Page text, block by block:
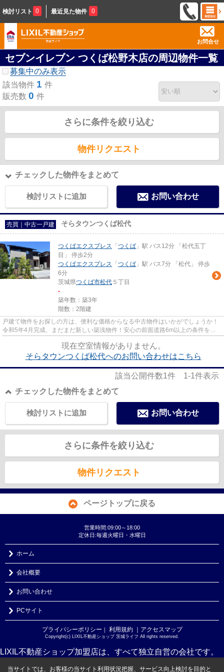
検討リスト 0 最近見た物件 0
お問合せ
セブンイレブン つくば松野木店の周辺物件一覧
募集中のみ表示
該当物件 1 件
販売数 0 件
さらに条件を絞り込む
物件リクエスト
チェックした物件をまとめて
検討リストに追加 お問い合わせ
売買｜中古一戸建 そらタウンつくば松代
つくばエクスプレス 「 つくば 」駅 バス12分 「松代五丁
目」 停歩2分
つくばエクスプレス 「 つくば 」駅 バス7分 「松代」 停歩
6分
茨城県つくば市松代 ５丁目
-
築年数：築3年
階数：2階建
戸建て物件をお探しの方は、便利な価格からなる中古物件はいかがでしょうか！
令和5年4月完成、まだまだ新しい築浅物件！安心の前面道路6m以上の条件を備
現在空室情報がありません。
そらタウンつくば松代へのお問い合わせはこちら
該当公開件数1件 1-1件表示
チェックした物件をまとめて
お問い合わせ
検討リストに追加
さらに条件を絞り込む
物件リクエスト
ページトップに戻る
営業時間:09:00～18:00
定休日:毎週火曜日・水曜日
ホーム
会社概要
お問い合わせ
PCサイト
プライバシーポリシー ｜ 利用規約 ｜アクセスマップ
Copyright(c) LIXIL不動産ショップ 茨城ライフ All rights reserved.
LIXIL不動産ショップ加盟店は、すべて独立自営の会社です。
当サイトでは、お客様の当サイト利用状況把握、サービス向上検討を目的と